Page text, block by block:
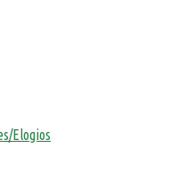
Elogios